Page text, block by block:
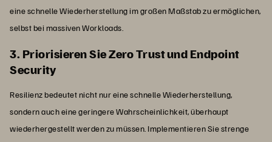
eine schnelle Wiederherstellung im großen Maßstab zu ermöglichen,
selbst bei massiven Workloads.
3. Priorisieren Sie Zero Trust und Endpoint
Security
Resilienz bedeutet nicht nur eine schnelle Wiederherstellung,
sondern auch eine geringere Wahrscheinlichkeit, überhaupt
wiederhergestellt werden zu müssen. Implementieren Sie strenge